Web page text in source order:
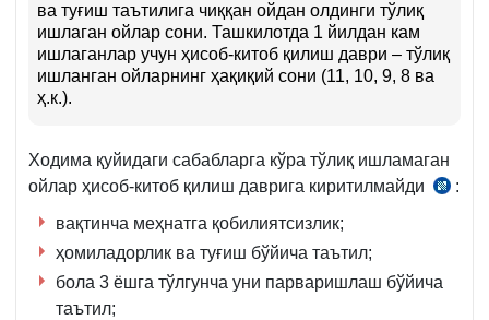
ва туғиш таътилига чиққан ойдан олдинги тўлиқ
ишлаган ойлар сони. Ташкилотда 1 йилдан кам
ишлаганлар учун ҳисоб-китоб қилиш даври – тўлиқ
ишланган ойларнинг ҳақиқий сони (11, 10, 9, 8 ва
ҳ.к.).
Ходима қуйидаги сабабларга кўра тўлиқ ишламаган
ойлар ҳисоб-китоб қилиш даврига киритилмайди
Низом
:
вақтинча меҳнатга қобилиятсизлик;
ҳомиладорлик ва туғиш бўйича таътил;
бола 3 ёшга тўлгунча уни парваришлаш бўйича
таътил;